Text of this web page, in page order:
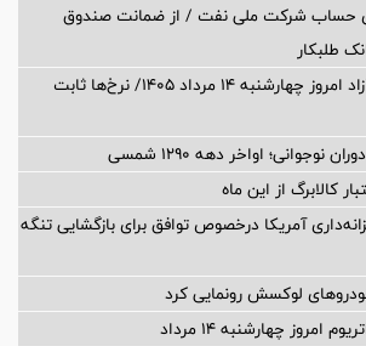
حساب شرکت ملی نفت / از ضمانت صندوق
قیمت دلار در بازار آزاد امروز چهارشنبه ۱۴ مرداد ۱۴۰۵/ نرخ‌ها ثابت
اواخر دهه ۱۲۹۰ شمسی
کالابرگ از این ماه
آمریکا درخصوص توافق برای بازگشایی تنگه
لوکسش رونمایی کرد
چهارشنبه ۱۴ مرداد